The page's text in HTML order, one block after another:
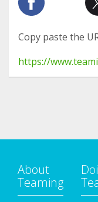
Copy paste the
https://
About
Teaming